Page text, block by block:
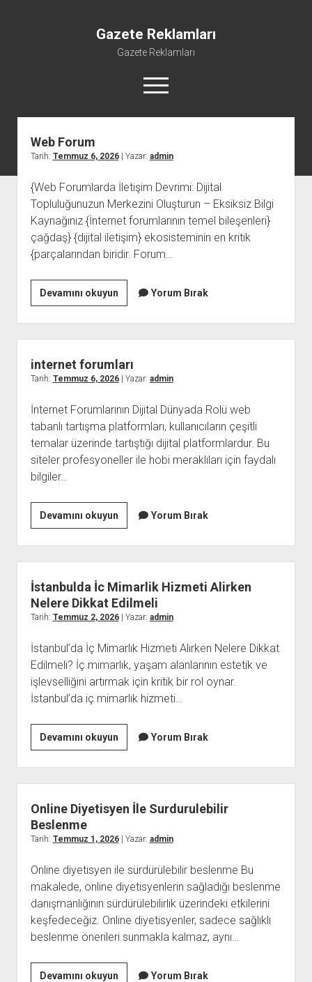
Gazete Reklamları
Gazete Reklamları
menüyü
aç
Reklamları
Yazılar
Web Forum
Tarih: Temmuz 6, 2026| Yazar: admin
{Web Forumlarda İletişim Devrimi: Dijital
Topluluğunuzun Merkezini Oluşturun – Eksiksiz Bilgi
Kaynağınız {İnternet forumlarının temel bileşenleri}
çağdaş} {dijital iletişim} ekosisteminin en kritik
{parçalarından biridir. Forum…
Devamını okuyunWeb
Forum
Yorum Bırak
internet forumları
Tarih: Temmuz 6, 2026| Yazar: admin
İnternet Forumlarının Dijital Dünyada Rolü web
tabanlı tartışma platformları, kullanıcıların çeşitli
temalar üzerinde tartıştığı dijital platformlardur. Bu
siteler profesyoneller ile hobi meraklıları için faydalı
bilgiler…
Devamını okuyuninternet
forumları
Yorum Bırak
İstanbulda İc Mimarlik Hizmeti Alirken
Nelere Dikkat Edilmeli
Tarih: Temmuz 2, 2026| Yazar: admin
İstanbul’da İç Mimarlık Hizmeti Alırken Nelere Dikkat
Edilmeli? İç mimarlık, yaşam alanlarının estetik ve
işlevselliğini artırmak için kritik bir rol oynar.
İstanbul’da iç mimarlık hizmeti…
Devamını okuyunİstanbulda
İc
Mimarlik
Hizmeti
Alirken
Dikkat
Yorum Bırak
Online Diyetisyen İle Surdurulebilir
Beslenme
Tarih: Temmuz 1, 2026| Yazar: admin
Online diyetisyen ile sürdürülebilir beslenme Bu
makalede, online diyetisyenlerin sağladığı beslenme
danışmanlığının sürdürülebilirlik üzerindeki etkilerini
keşfedeceğiz. Online diyetisyenler, sadece sağlıklı
beslenme önerileri sunmakla kalmaz, aynı…
Devamını okuyunOnline Yorum Bırak